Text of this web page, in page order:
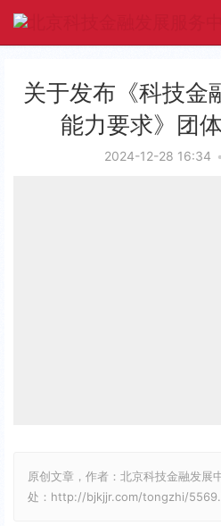
关于发布《科技金
能力要求》团
2024-12-28 16:34 •
原创文章，作者：北京科技金融发展
处：http://bjkjjr.com/tongzhi/